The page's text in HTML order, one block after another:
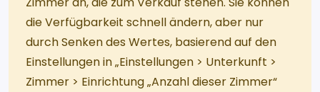
die Verfügbarkeit schnell ändern, aber nur
durch Senken des Wertes, basierend auf den
Einstellungen in „Einstellungen > Unterkunft >
Zimmer > Einrichtung „Anzahl dieser Zimmer“